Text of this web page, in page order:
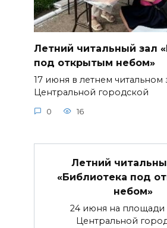
Летний читальный зал
под открытым небом»
17 июня в летнем читальном
Центральной городской
0 16
Летний
«Библиотека под
небом»
24 июня на площади
Центральной